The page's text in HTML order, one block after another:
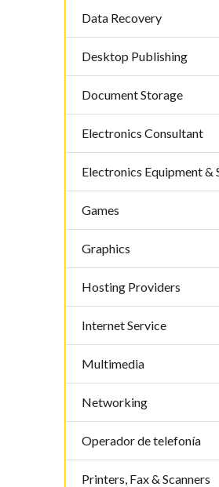
Data Recovery
Desktop Publishing
Document Storage
Electronics Consultant
Electronics Equipment &
Games
Graphics
Hosting Providers
Internet Service
Multimedia
Networking
Operador de telefoní­a
Printers, Fax & Scanners